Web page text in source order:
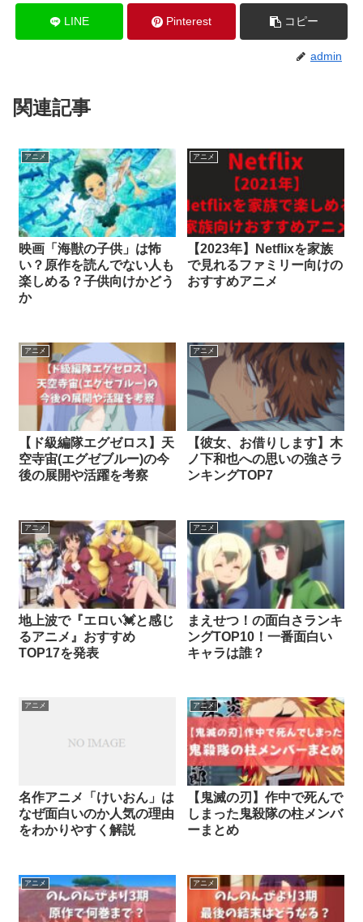
LINE Pinterest コピー
admin
関連記事
アニメ
映画「海獣の子供」は怖
い？原作を読んでない人も
楽しめる？子供向けかどう
か
アニメ
【2023年】Netflixを家族
で見れるファミリー向けの
おすすめアニメ
アニメ
【ド級編隊エグゼロス】天
空寺宙(エグゼブルー)の今
後の展開や活躍を考察
アニメ
【彼女、お借りします】木
ノ下和也への思いの強さラ
ンキングTOP7
アニメ
地上波で『エロい💓と感じ
るアニメ』おすすめ
TOP17を発表
アニメ
まえせつ！の面白さランキ
ングTOP10！一番面白い
キャラは誰？
アニメ
名作アニメ「けいおん」は
なぜ面白いのか人気の理由
をわかりやすく解説
アニメ
【鬼滅の刃】作中で死んで
しまった鬼殺隊の柱メンバ
ーまとめ
アニメ アニメ